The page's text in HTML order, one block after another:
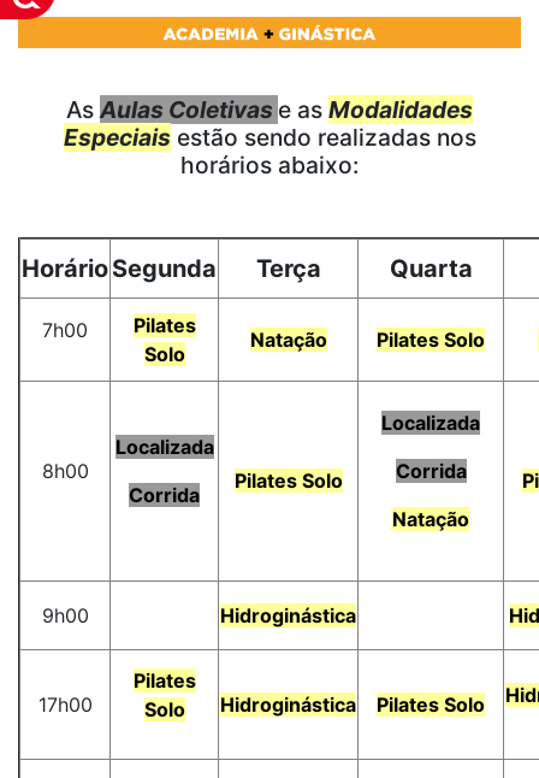
AsAulas Coletivas e as Modalidades
Especiais estão sendo realizadas nos
horários abaixo:
HorárioSegunda Terça Quarta
7h00
Pilates
Solo
Natação Pilates Solo
8h00
Localizada
Corrida
Pilates Solo
Localizada
Corrida
Natação
9h00 Hidroginástica
17h00
Pilates
Solo
Hidroginástica Pilates Solo